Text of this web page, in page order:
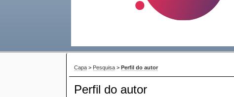
Capa > Pesquisa >Perfil do autor
Perfil do autor